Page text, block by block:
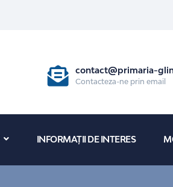
contact@primaria-
Contacteza-ne prin email
INFORMAȚII DE INTERES